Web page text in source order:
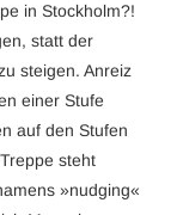
in Stockholm?!
statt der
steigen. Anreiz
einer Stufe
auf den Stufen
steht
»nudging«